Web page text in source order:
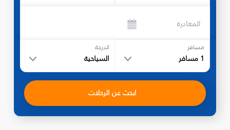
المغادرة
مسافر
1 مسافر
الدرجة
السياحية
ابحث عن الرحلات